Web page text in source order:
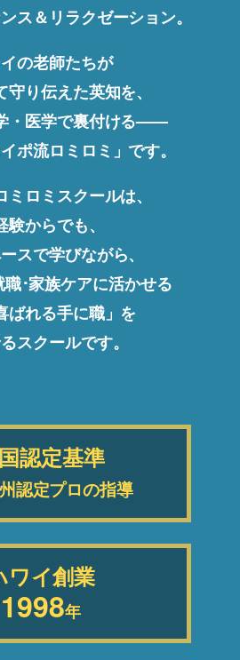
ス＆リラクゼーション。
の老師たちが
り伝えた英知を、
・医学で裏付ける——
ポ流ロミロミ」です。
ミロミスクールは、
験からでも、
スで学びながら、
･家族ケアに活かせる
ばれる手に職」を
スクールです。
認定基準
認定プロの指導
ワイ創業
1998年